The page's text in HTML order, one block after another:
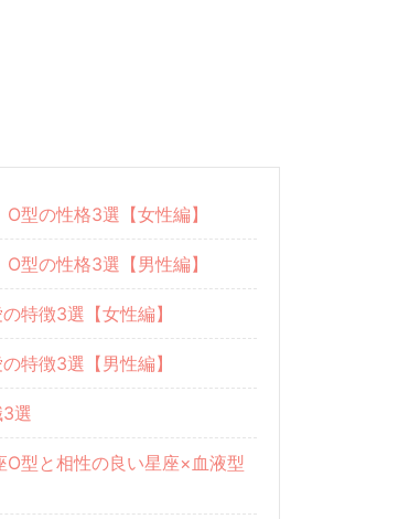
型の性格3選【女性編】
型の性格3選【男性編】
特徴3選【女性編】
特徴3選【男性編】
選
O型と相性の良い星座×血液型